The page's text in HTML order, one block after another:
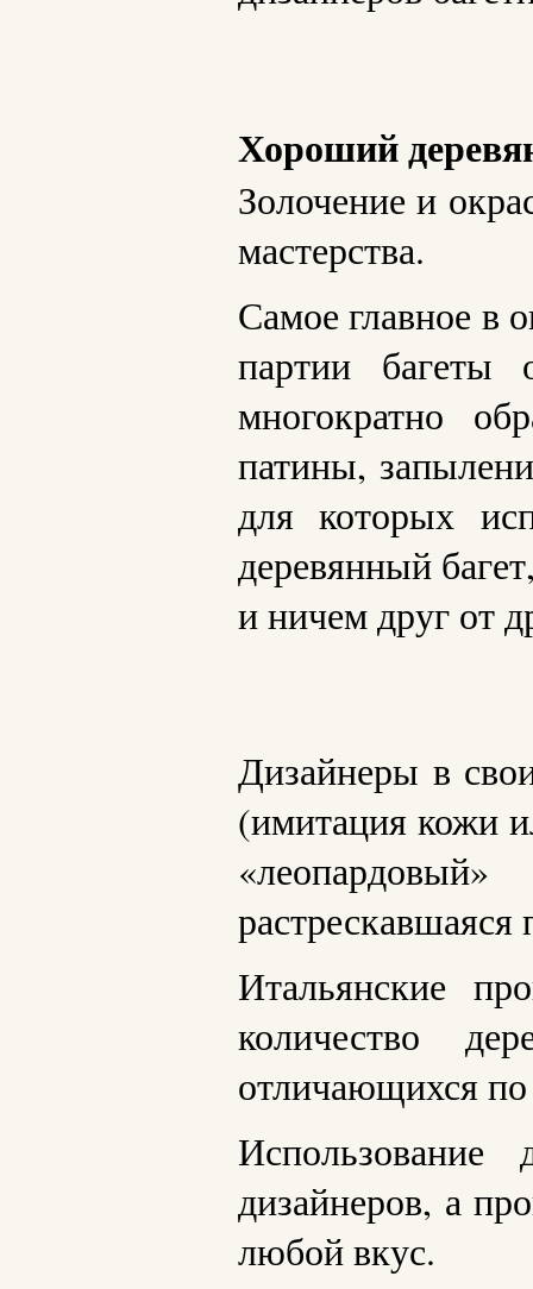
Хороший
Золочение и
мастерства.
Самое главное в
партии
многократно
патины,
для которых
деревянный
и ничем друг от
Дизайнеры в
(имитация кожи
растрескавшаяся
Итальянские
количество
отличающихся
Использование
дизайнеров, а
любой вкус.